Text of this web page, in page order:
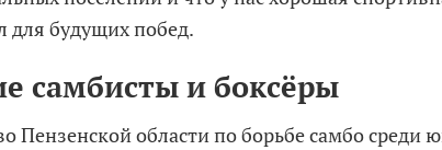
для будущих побед.
самбисты и боксёры
Пензенской области по борьбе самбо среди